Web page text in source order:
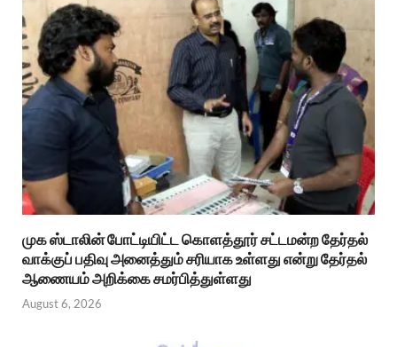
முக ஸ்டாலின் போட்டியிட்ட கொளத்தூர் சட்டமன்ற தேர்தல்
வாக்குப் பதிவு அனைத்தும் சரியாக உள்ளது என்று தேர்தல்
ஆணையம் அறிக்கை சமர்பித்துள்ளது
August 6, 2026